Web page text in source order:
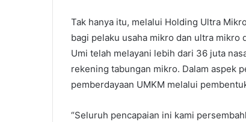
Tak hanya itu, melalui Holding Ultra
bagi pelaku usaha mikro dan ultra
Umi telah melayani lebih dari 36 juta
rekening tabungan mikro. Dalam aspek
pemberdayaan UMKM melalui
“Seluruh pencapaian ini kami